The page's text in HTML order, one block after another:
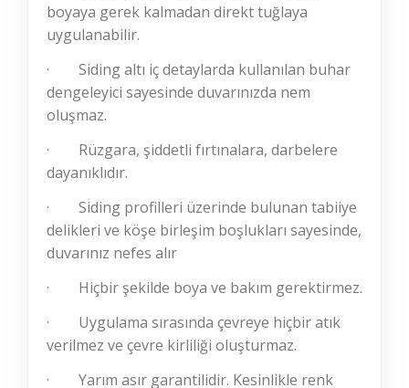
boyaya gerek kalmadan direkt tuğlaya
uygulanabilir.
·
Siding altı iç detaylarda kullanılan buhar
dengeleyici sayesinde duvarınızda nem
oluşmaz.
·
Rüzgara, şiddetli fırtınalara, darbelere
dayanıklıdır.
·
Siding profilleri üzerinde bulunan tabiiye
delikleri ve köşe birleşim boşlukları sayesinde,
duvarınız nefes alır
·
Hiçbir şekilde boya ve bakım gerektirmez.
·
Uygulama sırasında çevreye hiçbir atık
verilmez ve çevre kirliliği oluşturmaz.
·
Yarım asır garantilidir. Kesinlikle renk